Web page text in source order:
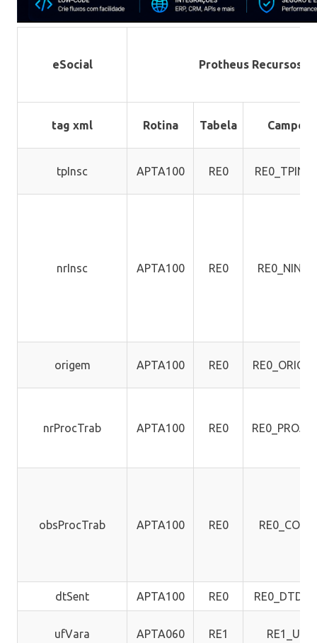
eSocial Protheus Recursos
tag xml Rotina Tabela Campo
tpInsc APTA100 RE0
nrInsc APTA100 RE0 RE0_NINSC
origem APTA100 RE0
nrProcTrab APTA100 RE0
obsProcTrab APTA100 RE0 RE0_COBS
dtSent APTA100 RE0
ufVara APTA060 RE1 RE1_UF